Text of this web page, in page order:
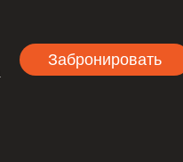
Забронировать